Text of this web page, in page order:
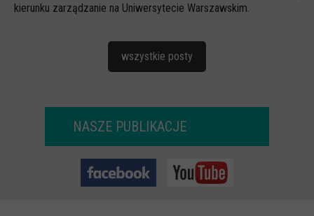
kierunku zarządzanie na Uniwersytecie Warszawskim.
wszystkie posty
NASZE PUBLIKACJE